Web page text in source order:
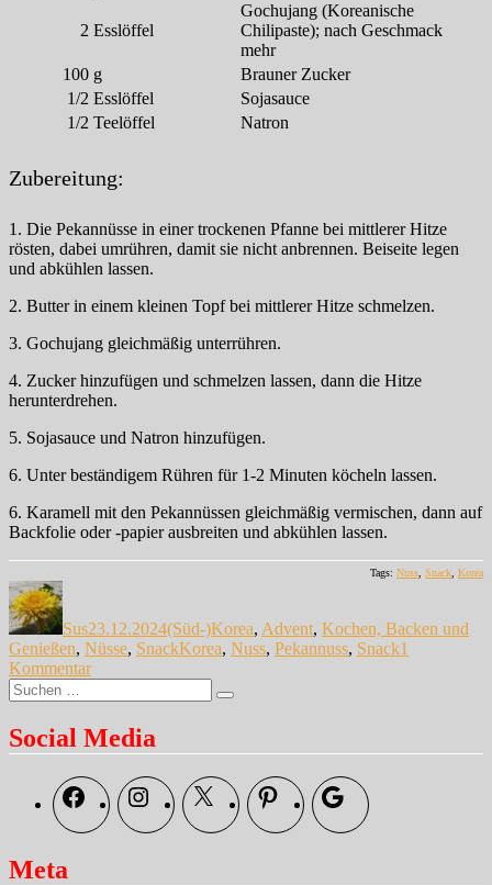
2 Esslöffel
Gochujang (Koreanische
Chilipaste); nach Geschmack
mehr
100 g
Brauner Zucker
1/2 Esslöffel
Sojasauce
1/2 Teelöffel Natron
Zubereitung:
1. Die Pekannüsse in einer trockenen Pfanne bei mittlerer Hitze
rösten, dabei umrühren, damit sie nicht anbrennen. Beiseite legen
und abkühlen lassen.
2. Butter in einem kleinen Topf bei mittlerer Hitze schmelzen.
3. Gochujang gleichmäßig unterrühren.
4. Zucker hinzufügen und schmelzen lassen, dann die Hitze
herunterdrehen.
5. Sojasauce und Natron hinzufügen.
6. Unter beständigem Rühren für 1-2 Minuten köcheln lassen.
6. Karamell mit den Pekannüssen gleichmäßig vermischen, dann auf
Backfolie oder -papier ausbreiten und abkühlen lassen.
Tags: Nuss, Snack, Korea
Autor
Sus23.12.2024(Süd-)Korea, Advent, Kochen, Backen und
Genießen, Nüsse, SnackSchlagwörter
Korea, Nuss, Pekannuss, Snack1
Kommentarzu
Pekannüsse
Suche
nach:
Suchen
Social Media
FacebookInstagramX Pinterest Google
Meta